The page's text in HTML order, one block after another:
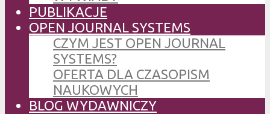
PUBLIKACJE
OPEN JOURNAL SYSTEMS
CZYM JEST OPEN JOURNAL
SYSTEMS?
OFERTA DLA CZASOPISM
NAUKOWYCH
BLOG WYDAWNICZY